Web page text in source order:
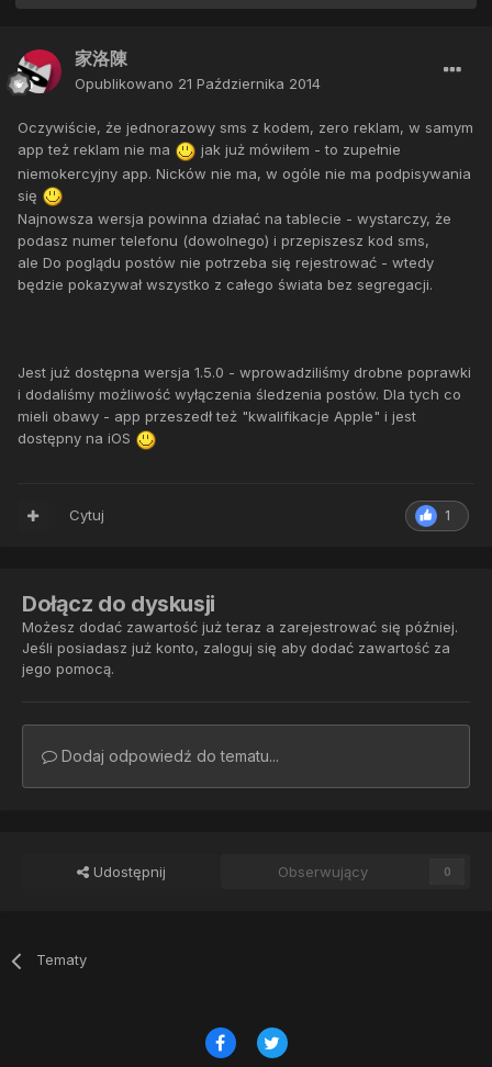
家洛陳
Opublikowano 21 Października 2014
Oczywiście, że jednorazowy sms z kodem, zero reklam, w samym
app też reklam nie ma
jak już mówiłem - to zupełnie
niemokercyjny app. Nicków nie ma, w ogóle nie ma podpisywania
się
Najnowsza wersja powinna działać na tablecie - wystarczy, że
podasz numer telefonu (dowolnego) i przepiszesz kod sms,
ale Do poglądu postów nie potrzeba się rejestrować - wtedy
będzie pokazywał wszystko z całego świata bez segregacji.
Jest już dostępna wersja 1.5.0 - wprowadziliśmy drobne poprawki
i dodaliśmy możliwość wyłączenia śledzenia postów. Dla tych co
mieli obawy - app przeszedł też "kwalifikacje Apple" i jest
dostępny na iOS
1
Cytuj
Dołącz do dyskusji
Możesz dodać zawartość już teraz a zarejestrować się później.
Jeśli posiadasz już konto, zaloguj się aby dodać zawartość za
jego pomocą.
Dodaj odpowiedź do tematu...
Udostępnij Obserwujący 0
Tematy